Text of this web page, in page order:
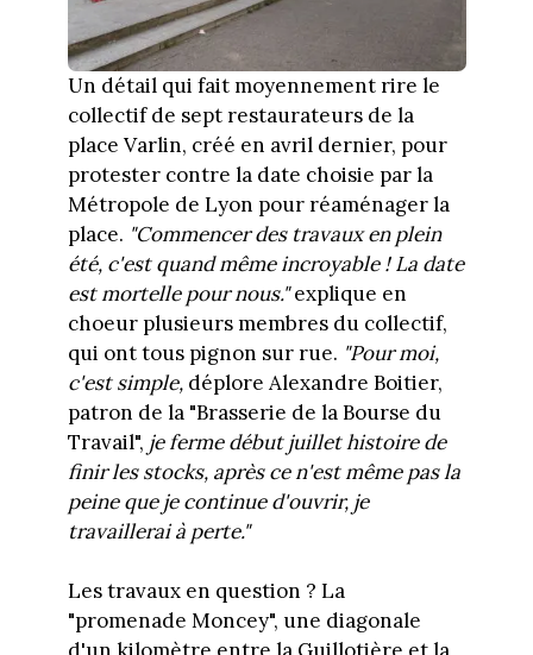
Un détail qui fait moyennement rire le
collectif de sept restaurateurs de la
place Varlin, créé en avril dernier, pour
protester contre la date choisie par la
Métropole de Lyon pour réaménager la
place. "Commencer des travaux en plein
été, c'est quand même incroyable ! La date
est mortelle pour nous."explique en
choeur plusieurs membres du collectif,
qui ont tous pignon sur rue. "Pour moi,
c'est simple,déplore Alexandre Boitier,
patron de la "Brasserie de la Bourse du
Travail", je ferme début juillet histoire de
finir les stocks, après ce n'est même pas la
peine que je continue d'ouvrir, je
travaillerai à perte."
Les travaux en question ? La
"promenade Moncey", une diagonale